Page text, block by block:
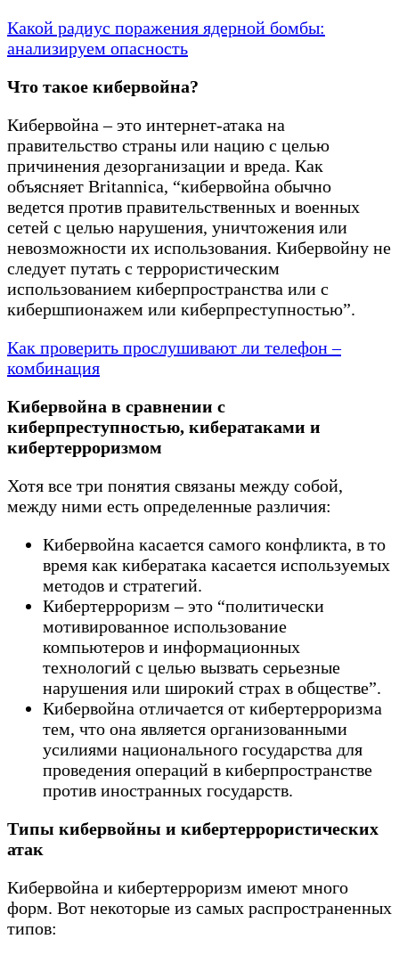
Какой радиус поражения ядерной бомбы:
анализируем опасность
Что такое кибервойна?
Кибервойна – это интернет-атака на
правительство страны или нацию с целью
причинения дезорганизации и вреда. Как
объясняет Britannica, “кибервойна обычно
ведется против правительственных и военных
сетей с целью нарушения, уничтожения или
невозможности их использования. Кибервойну не
следует путать с террористическим
использованием киберпространства или с
кибершпионажем или киберпреступностью”.
Как проверить прослушивают ли телефон –
комбинация
Кибервойна в сравнении с
киберпреступностью, кибератаками и
кибертерроризмом
Хотя все три понятия связаны между собой,
между ними есть определенные различия:
Кибервойна касается самого конфликта, в то
время как кибератака касается используемых
методов и стратегий.
Кибертерроризм – это “политически
мотивированное использование
компьютеров и информационных
технологий с целью вызвать серьезные
нарушения или широкий страх в обществе”.
Кибервойна отличается от кибертерроризма
тем, что она является организованными
усилиями национального государства для
проведения операций в киберпространстве
против иностранных государств.
Типы кибервойны и кибертеррористических
атак
Кибервойна и кибертерроризм имеют много
форм. Вот некоторые из самых распространенных
типов: